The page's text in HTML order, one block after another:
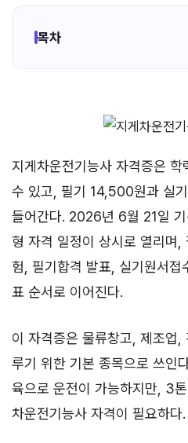
목차
지게차운전기능사 자격증은
수 있고, 필기 14,500원과 실
들어간다. 2026년 6월 21일
형 자격 일정이 상시로 열리며,
험, 필기합격 발표, 실기원서접
표 순서로 이어진다.
이 자격증은 물류창고, 제조업
루기 위한 기본 종목으로 쓰인
육으로 운전이 가능하지만, 3
차운전기능사 자격이 필요하다.